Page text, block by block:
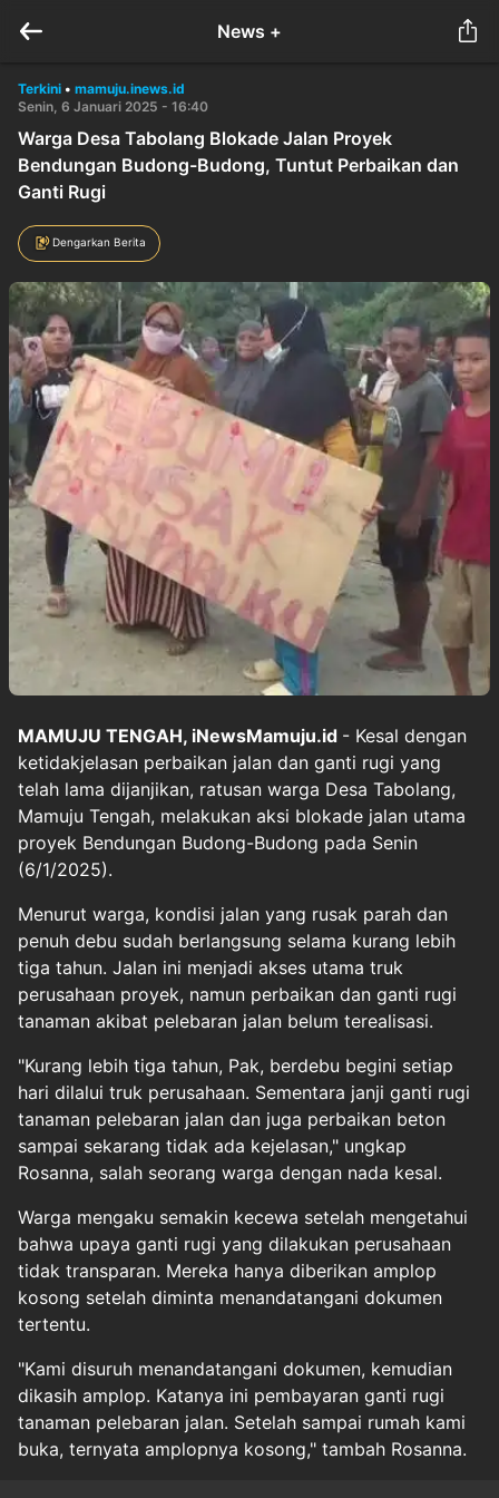
News +
Terkini • mamuju.inews.id
Senin, 6 Januari 2025 - 16:40
Warga Desa Tabolang Blokade Jalan Proyek
Bendungan Budong-Budong, Tuntut Perbaikan dan
Ganti Rugi
Dengarkan Berita
MAMUJU TENGAH, iNewsMamuju.id - Kesal dengan
ketidakjelasan perbaikan jalan dan ganti rugi yang
telah lama dijanjikan, ratusan warga Desa Tabolang,
Mamuju Tengah, melakukan aksi blokade jalan utama
proyek Bendungan Budong-Budong pada Senin
(6/1/2025).
Menurut warga, kondisi jalan yang rusak parah dan
penuh debu sudah berlangsung selama kurang lebih
tiga tahun. Jalan ini menjadi akses utama truk
perusahaan proyek, namun perbaikan dan ganti rugi
tanaman akibat pelebaran jalan belum terealisasi.
"Kurang lebih tiga tahun, Pak, berdebu begini setiap
hari dilalui truk perusahaan. Sementara janji ganti rugi
tanaman pelebaran jalan dan juga perbaikan beton
sampai sekarang tidak ada kejelasan," ungkap
Rosanna, salah seorang warga dengan nada kesal.
Warga mengaku semakin kecewa setelah mengetahui
bahwa upaya ganti rugi yang dilakukan perusahaan
tidak transparan. Mereka hanya diberikan amplop
kosong setelah diminta menandatangani dokumen
tertentu.
"Kami disuruh menandatangani dokumen, kemudian
dikasih amplop. Katanya ini pembayaran ganti rugi
tanaman pelebaran jalan. Setelah sampai rumah kami
buka, ternyata amplopnya kosong," tambah Rosanna.